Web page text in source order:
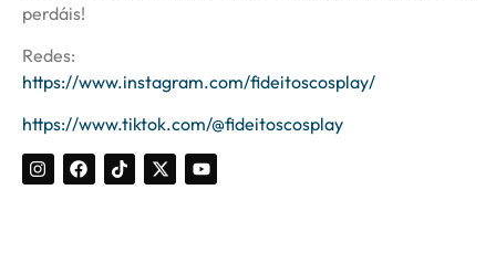
perdáis!
Redes:
https://www.instagram.com/fideitoscosplay/
https://www.tiktok.com/@fideitoscosplay